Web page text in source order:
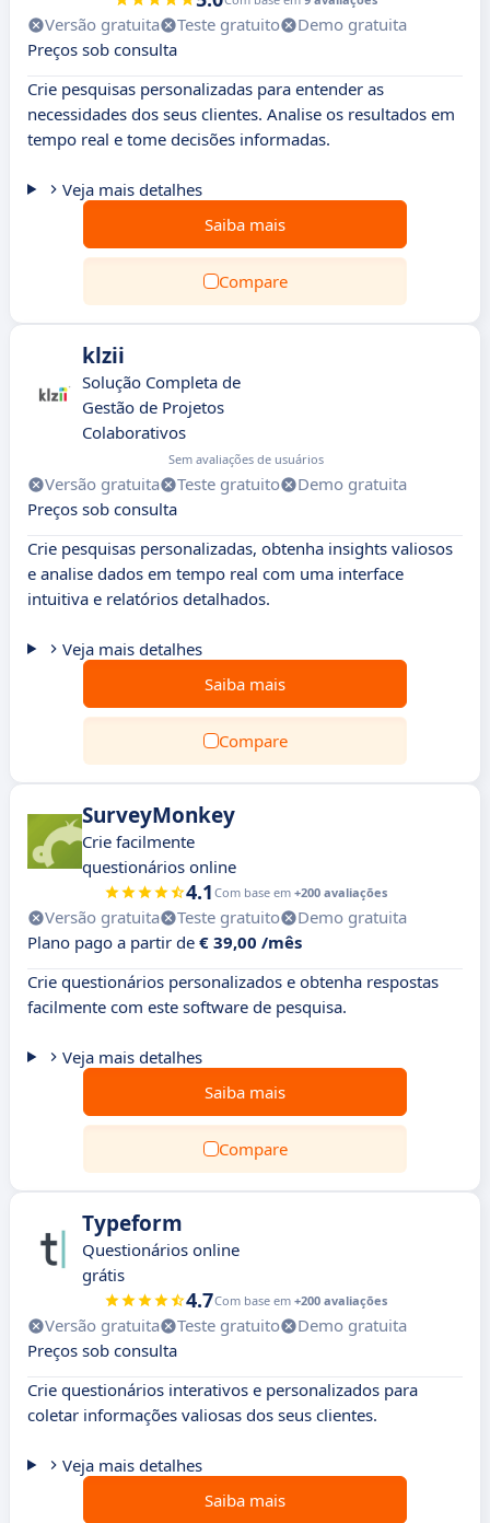
Versão gratuita Teste gratuito
Demo gratuita
Preços sob consulta
Crie pesquisas personalizadas para entender as
necessidades dos seus clientes. Analise os resultados em
tempo real e tome decisões informadas.
Veja mais detalhes
Saiba mais
Compare
klzii
Solução Completa de
Gestão de Projetos
Colaborativos
Sem avaliações de usuários
Versão gratuita Teste gratuito
Demo gratuita
Preços sob consulta
Crie pesquisas personalizadas, obtenha insights valiosos
e analise dados em tempo real com uma interface
intuitiva e relatórios detalhados.
Veja mais detalhes
Saiba mais
Compare
SurveyMonkey
Crie facilmente
questionários online
4.1 Com base em +200 avaliações
Versão gratuita Teste gratuito
Demo gratuita
Plano pago a partir de € 39,00 /mês
Crie questionários personalizados e obtenha respostas
facilmente com este software de pesquisa.
Veja mais detalhes
Saiba mais
Compare
Typeform
Questionários online
grátis
4.7Com base em +200 avaliações
Versão gratuita Teste gratuito
Demo gratuita
Preços sob consulta
Crie questionários interativos e personalizados para
coletar informações valiosas dos seus clientes.
Veja mais detalhes
Saiba mais